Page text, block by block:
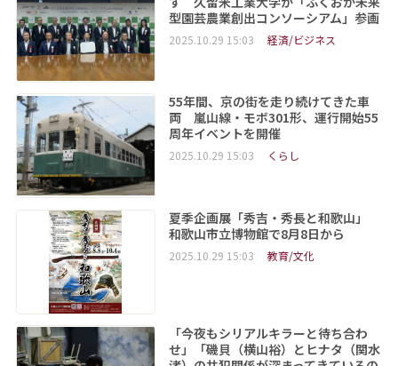
型園芸農業創出コンソーシアム」参画
2025.10.29 15:03 経済/ビジネス
55年間、京の街を走り続けてきた車
両 嵐山線・モボ301形、運行開始55
周年イベントを開催
2025.10.29 15:03 くらし
夏季企画展「秀吉・秀長と和歌山」
和歌山市立博物館で8月8日から
2025.10.29 15:03 教育/文化
「今夜もシリアルキラーと待ち合わ
せ」「磯貝（横山裕）とヒナタ（関水